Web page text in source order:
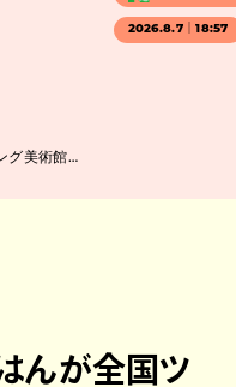
2026.8.7｜18:57
ム上映会』6月に開催
んが全国ツ